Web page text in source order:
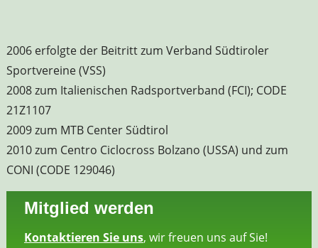
2006 erfolgte der Beitritt zum Verband Südtiroler
Sportvereine (VSS)
2008 zum Italienischen Radsportverband (FCI); CODE
21Z1107
2009 zum MTB Center Südtirol
2010 zum Centro Ciclocross Bolzano (USSA) und zum
CONI (CODE 129046)
Mitglied werden
Kontaktieren Sie uns, wir freuen uns auf Sie!